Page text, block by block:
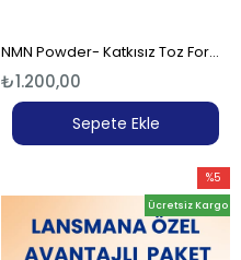
NMN Powder- Katkısız Toz Form (18.25 Gr)-365 Gün-365 Doz
₺1.200,00
Sepete Ekle
%5
İndirim
Ücretsiz Kargo